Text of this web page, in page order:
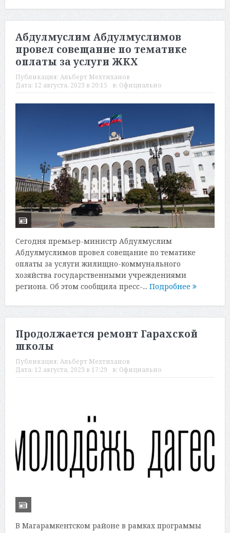
Абдулмуслим Абдулмуслимов
провел совещание по тематике
оплаты за услуги ЖКХ
Публикация: Альберт Мехтиханов
Дата: 12 августа, 2023 в 20:15 в: Официально
Сегодня премьер-министр Абдулмуслим
Абдулмуслимов провел совещание по тематике
оплаты за услуги жилищно-коммунального
хозяйства государственными учреждениями
региона. Об этом сообщила пресс-... Подробнее
Продолжается ремонт Гарахской
школы
Публикация: Альберт Мехтиханов
Дата: 12 августа, 2023 в 17:29 в: Официально
В Магарамкентском районе в рамках программы